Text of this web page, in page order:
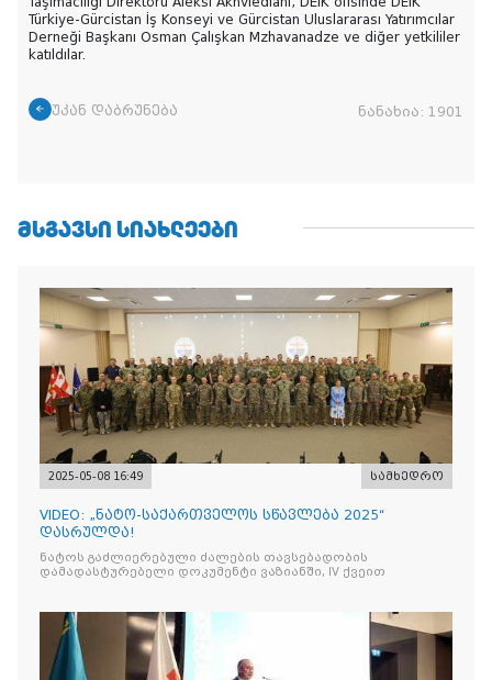
Türkiye-Gürcistan İş Konseyi ve Gürcistan Uluslararası Yatırımcılar
Derneği Başkanı Osman Çalışkan Mzhavanadze ve diğer yetkililer
katıldılar.
უკან დაბრუნება ნანახია: 1901
ᲛᲡᲒᲐᲕᲡᲘ ᲡᲘᲐᲮᲚᲔᲔᲑᲘ
2025-05-08 16:49 სამხედრო
VIDEO: „ნატო-საქართველოს სწავლება 2025“
დასრულდა!
ნატოს გაძლიერებული ძალების თავსებადობის
დამადასტურებელი დოკუმენტი ვაზიანში, IV ქვეით